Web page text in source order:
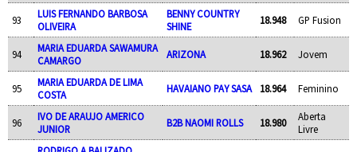
93
LUIS FERNANDO BARBOSA
OLIVEIRA
BENNY COUNTRY
SHINE
18.948 GP Fusion
94
MARIA EDUARDA SAWAMURA
CAMARGO
ARIZONA 18.962 Jovem
95
MARIA EDUARDA DE LIMA
COSTA
HAVAIANO PAY SASA 18.964 Feminino
96
IVO DE ARAUJO AMERICO
JUNIOR
B2B NAOMI ROLLS 18.980
Aberta
Livre